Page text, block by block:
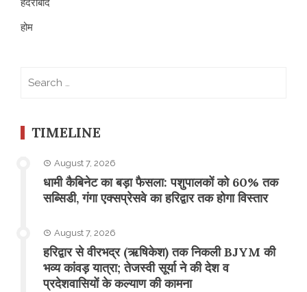
हैदराबाद
होम
TIMELINE
August 7, 2026
​धामी कैबिनेट का बड़ा फैसला: पशुपालकों को 60% तक
सब्सिडी, गंगा एक्सप्रेसवे का हरिद्वार तक होगा विस्तार
August 7, 2026
​हरिद्वार से वीरभद्र (ऋषिकेश) तक निकली BJYM की
भव्य कांवड़ यात्रा; तेजस्वी सूर्या ने की देश व
प्रदेशवासियों के कल्याण की कामना